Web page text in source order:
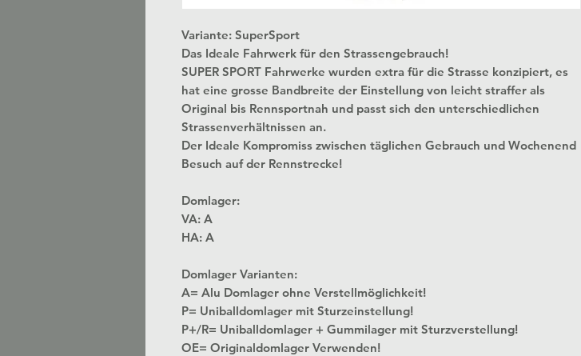
Variante: SuperSport
Das Ideale Fahrwerk für den Strassengebrauch!
SUPER SPORT Fahrwerke wurden extra für die Strasse konzipiert, es
hat eine grosse Bandbreite der Einstellung von leicht straffer als
Original bis Rennsportnah und passt sich den unterschiedlichen
Strassenverhältnissen an.
Der Ideale Kompromiss zwischen täglichen Gebrauch und Wochenend
Besuch auf der Rennstrecke!
Domlager:
VA: A
HA: A
Domlager Varianten:
A= Alu Domlager ohne Verstellmöglichkeit!
P= Uniballdomlager mit Sturzeinstellung!
P+/R= Uniballdomlager + Gummilager mit Sturzverstellung!
OE= Originaldomlager Verwenden!